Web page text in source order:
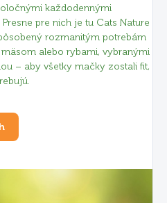
každodennými
pre nich je tu Cats Nature
rozmanitým potrebám
alebo rybami, vybranými
– aby všetky mačky zostali fit,